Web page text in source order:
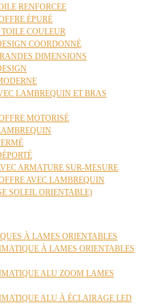
RENFORCEE
ÉPURÉ
COULEUR
COORDONNÉ
DIMENSIONS
LAMBREQUIN ET BRAS
MOTORISÉ
ARMATURE SUR-MESURE
AVEC LAMBREQUIN
SOLEIL ORIENTABLE)
À LAMES ORIENTABLES
À LAMES ORIENTABLES
ALU ZOOM LAMES
ALU À ÉCLAIRAGE LED